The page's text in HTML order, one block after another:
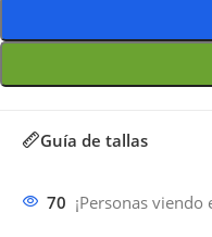
Guía de tallas
70 ¡Personas